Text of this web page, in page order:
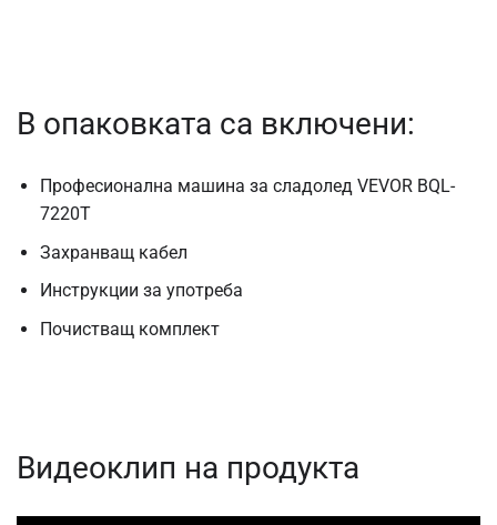
В опаковката са включени:
Професионална машина за сладолед VEVOR BQL-
7220T
Захранващ кабел
Инструкции за употреба
Почистващ комплект
Видеоклип на продукта